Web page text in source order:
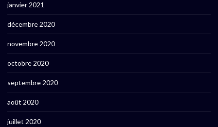
janvier 2021
décembre 2020
novembre 2020
octobre 2020
septembre 2020
août 2020
juillet 2020